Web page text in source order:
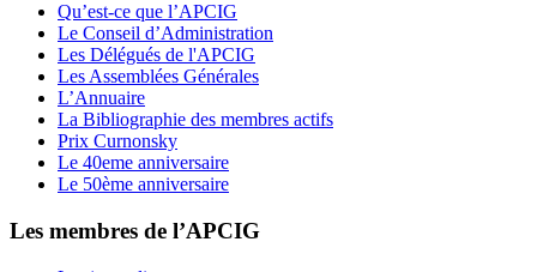
Qu’est-ce que l’APCIG
Le Conseil d’Administration
Les Délégués de l'APCIG
Les Assemblées Générales
L’Annuaire
La Bibliographie des membres actifs
Prix Curnonsky
Le 40eme anniversaire
Le 50ème anniversaire
Les membres de l’APCIG